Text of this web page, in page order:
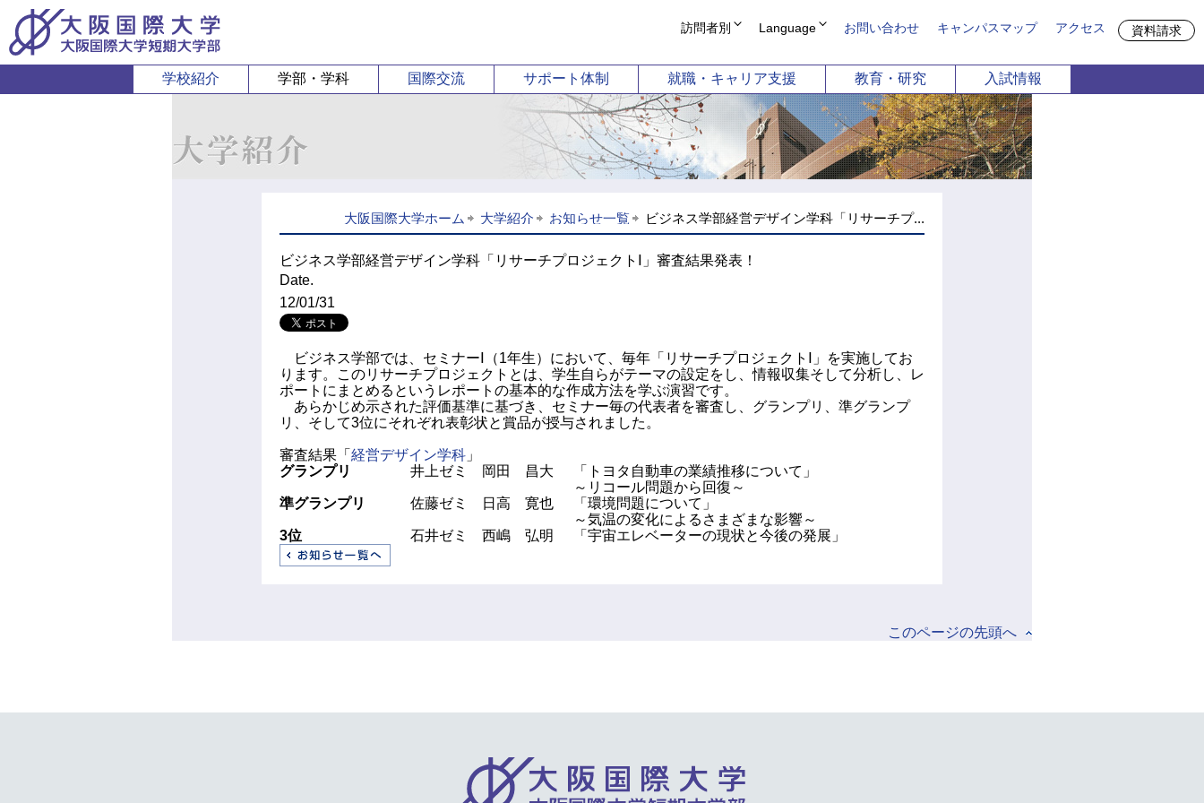
学校紹介 学部・学科
経営学科
国際教養学部
国際コミュニケーション学科
短期大学部
幼児保育学科
（2026年4月1日以降募集停止）
共通教育機構
留学生別科
国際交流 サポート体制 就職・キャリア支援 教育・研究 入試情報
訪問者別
受験生の方
在学生・保護者の方
企業の方
卒業生 証明書発行申請
卒業生 就職支援相談
科目等履修案内
図書館
同窓会
Language
English
简体中文
繁體中文
Korean
お問い合わせ キャンパスマップ アクセス 資料請求
大阪国際大学ホーム 大学紹介 お知らせ一覧 ビジネス学部経営デザイン学科「リサーチプ...
ビジネス学部経営デザイン学科「リサーチプロジェクトⅠ」審査結果発表！
Date.
12/01/31
ビジネス学部では、セミナーⅠ（1年生）において、毎年「リサーチプロジェクトⅠ」を実施してお
ります。このリサーチプロジェクトとは、学生自らがテーマの設定をし、情報収集そして分析し、レ
ポートにまとめるというレポートの基本的な作成方法を学ぶ演習です。
あらかじめ示された評価基準に基づき、セミナー毎の代表者を審査し、グランプリ、準グランプ
リ、そして3位にそれぞれ表彰状と賞品が授与されました。
審査結果「 経営デザイン学科 」
グランプリ
井上ゼミ 岡田 昌大
「トヨタ自動車の業績推移について」
～リコール問題から回復～
準グランプリ
佐藤ゼミ 日高 寛也
「環境問題について」
～気温の変化によるさまざまな影響～
3位
石井ゼミ 西嶋 弘明 「宇宙エレベーターの現状と今後の発展」
このページの先頭へ